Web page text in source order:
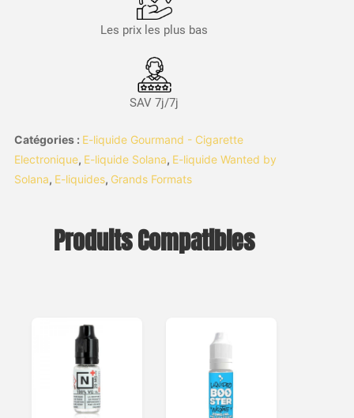
Les prix les plus bas
SAV 7j/7j
Catégories : E-liquide Gourmand - Cigarette
Electronique, E-liquide Solana, E-liquide Wanted by
Solana, E-liquides, Grands Formats
Produits Compatibles